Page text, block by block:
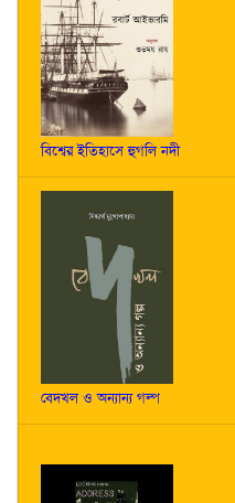
বিশ্বের ইতিহাসে হুগলি নদী
বেদখল ও অন্যান্য গল্প